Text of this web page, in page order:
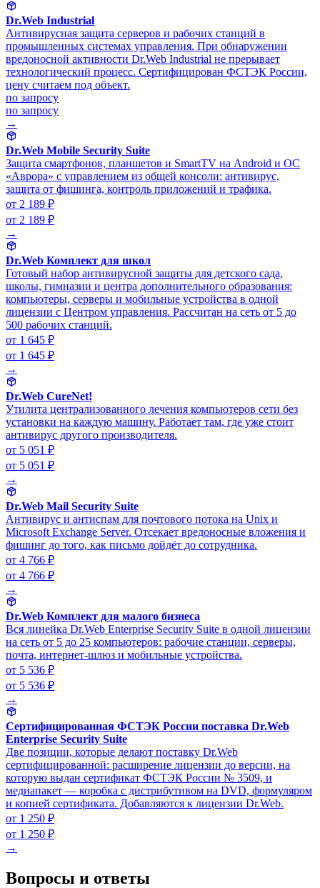
Dr.Web Industrial
Антивирусная защита серверов и рабочих станций в
промышленных системах управления. При обнаружении
вредоносной активности Dr.Web Industrial не прерывает
технологический процесс. Сертифицирован ФСТЭК России,
цену считаем под объект.
по запросу
по запросу
→
Dr.Web Mobile Security Suite
Защита смартфонов, планшетов и SmartTV на Android и ОС
«Аврора» с управлением из общей консоли: антивирус,
защита от фишинга, контроль приложений и трафика.
от 2 189 ₽
от 2 189 ₽
→
Dr.Web Комплект для школ
Готовый набор антивирусной защиты для детского сада,
школы, гимназии и центра дополнительного образования:
компьютеры, серверы и мобильные устройства в одной
лицензии с Центром управления. Рассчитан на сеть от 5 до
500 рабочих станций.
от 1 645 ₽
от 1 645 ₽
→
Dr.Web CureNet!
Утилита централизованного лечения компьютеров сети без
установки на каждую машину. Работает там, где уже стоит
антивирус другого производителя.
от 5 051 ₽
от 5 051 ₽
→
Dr.Web Mail Security Suite
Антивирус и антиспам для почтового потока на Unix и
Microsoft Exchange Server. Отсекает вредоносные вложения и
фишинг до того, как письмо дойдёт до сотрудника.
от 4 766 ₽
от 4 766 ₽
→
Dr.Web Комплект для малого бизнеса
Вся линейка Dr.Web Enterprise Security Suite в одной лицензии
на сеть от 5 до 25 компьютеров: рабочие станции, серверы,
почта, интернет-шлюз и мобильные устройства.
от 5 536 ₽
от 5 536 ₽
→
Сертифицированная ФСТЭК России поставка Dr.Web
Enterprise Security Suite
Две позиции, которые делают поставку Dr.Web
сертифицированной: расширение лицензии до версии, на
которую выдан сертификат ФСТЭК России № 3509, и
медиапакет — коробка с дистрибутивом на DVD, формуляром
и копией сертификата. Добавляются к лицензии Dr.Web.
от 1 250 ₽
от 1 250 ₽
→
Вопросы и ответы